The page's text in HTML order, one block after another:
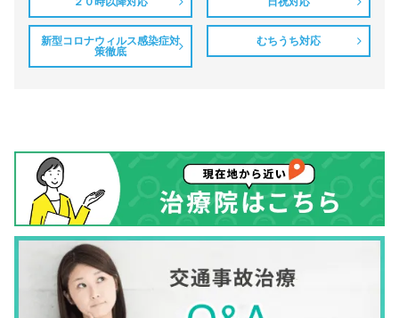
新型コロナウィルス感染症対
策徹底
むちうち対応